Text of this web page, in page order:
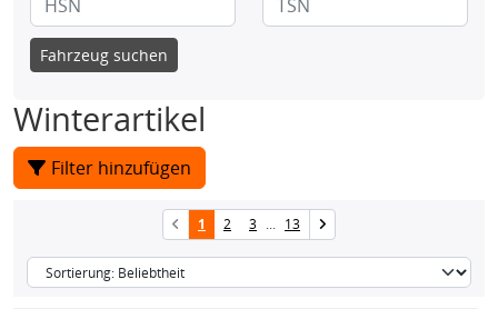
Fahrzeug suchen
Winterartikel
Filter hinzufügen
1 2 3 ... 13